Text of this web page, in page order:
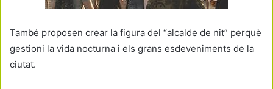
També proposen crear la figura del “alcalde de nit” perquè
gestioni la vida nocturna i els grans esdeveniments de la
ciutat.